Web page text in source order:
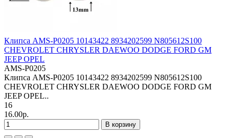
Клипса AMS-P0205 10143422 8934202599 N805612S100
CHEVROLET CHRYSLER DAEWOO DODGE FORD GM
JEEP OPEL
AMS-P0205
Клипса AMS-P0205 10143422 8934202599 N805612S100
CHEVROLET CHRYSLER DAEWOO DODGE FORD GM
JEEP OPEL..
16
16.00р.
В корзину